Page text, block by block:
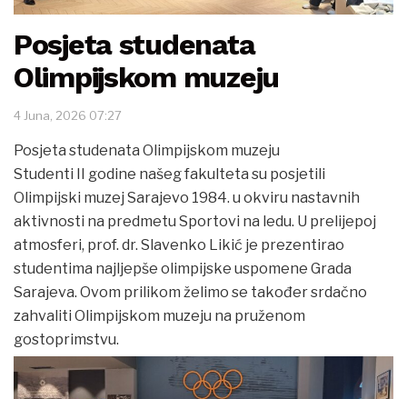
Posjeta studenata
Olimpijskom muzeju
4 Juna, 2026 07:27
Posjeta studenata Olimpijskom muzeju
Studenti II godine našeg fakulteta su posjetili
Olimpijski muzej Sarajevo 1984. u okviru nastavnih
aktivnosti na predmetu Sportovi na ledu. U prelijepoj
atmosferi, prof. dr. Slavenko Likić je prezentirao
studentima najljepše olimpijske uspomene Grada
Sarajeva. Ovom prilikom želimo se također srdačno
zahvaliti Olimpijskom muzeju na pruženom
gostoprimstvu.